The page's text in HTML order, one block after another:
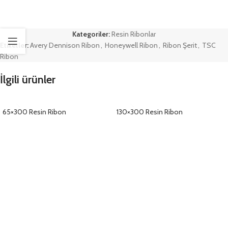
Kategoriler:Resin Ribonlar
Etiketler:Avery Dennison Ribon, Honeywell Ribon, Ribon Şerit, TSC
Ribon
İlgili ürünler
65×300 Resin Ribon 130×300 Resin Ribon